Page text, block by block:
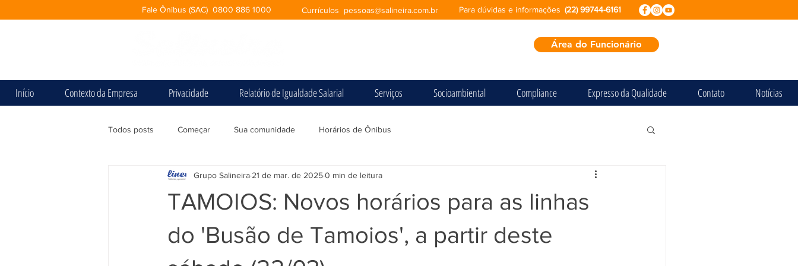
Fale Ônibus (SAC) 0800 886 1000 Currículos pessoas@salineira.com.br (22) 99744-6161
Para dúvidas e informações
Área do Funcionário
Início Contexto da Empresa Privacidade Relatório de Igualdade Salarial Serviços Socioambiental Compliance Expresso da Qualidade Contato Notícias
Todos posts Começar Sua comunidade Horários de Ônibus
TAMOIOS: Novos horários para as linhas
do 'Busão de Tamoios', a partir deste
Grupo Salineira 21 de mar. de 20250 min de leitura